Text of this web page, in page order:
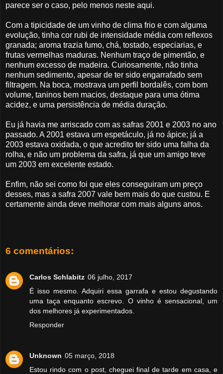
parece ser o caso, pelo menos neste aqui.
Com a tipicidade de um vinho de clima frio e com alguma
evolução, tinha cor rubi de intensidade média com reflexos
granada; aroma trazia fumo, chá, tostado, especiarias, e
frutas vermelhas maduras. Nenhum traço de pimentão, e
nenhum excesso de madeira. Curiosamente, não tinha
nenhum sedimento, apesar de ter sido engarrafado sem
filtragem. Na boca, mostrava um perfil bordalês, com bom
volume, taninos bem macios, destaque para uma ótima
acidez, e uma persistência de média duração.
Eu já havia me arriscado com as safras 2001 e 2003 no ano
passado. A 2001 estava um espetáculo, já no ápice; já a
2003 estava oxidada, o que acredito ter sido uma falha da
rolha, e não um problema da safra, já que um amigo teve
um 2003 em excelente estado.
Enfim, não sei como foi que eles conseguiram um preço
desses, mas a safra 2007 vale bem mais do que custou. E
certamente ainda deve melhorar com mais alguns anos.
6 comentários:
Carlos Schlabitz 06 julho, 2017
É isso mesmo. Adquiri essa garrafa e estou degustando
uma taça enquanto escrevo. O vinho é sensacional, um
dos melhores já experimentados.
Responder
Unknown 05 março, 2018
Estou rindo com o post, cheguei final de tarde em casa, e